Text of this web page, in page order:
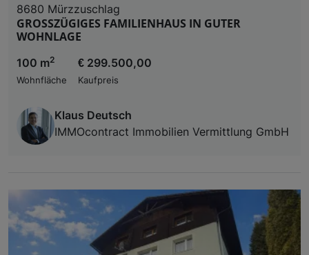
8680 Mürzzuschlag
GROSSZÜGIGES FAMILIENHAUS IN GUTER
WOHNLAGE
100 m2
Wohnfläche
€ 299.500,00
Kaufpreis
Klaus Deutsch
IMMOcontract Immobilien Vermittlung GmbH